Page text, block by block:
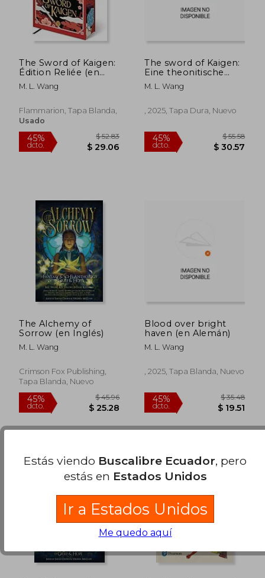
45% 40%
The Sword of Kaigen:
Édition Reliée (en
Francés)
M. L. Wang
Flammarion, Tapa Blanda,
Usado
dcto. $ 29.06
The sword of Kaigen:
Eine theonitische
Kriegsgeschichte (en
Alemán)
M. L. Wang
, 2025, Tapa Dura, Nuevo
dcto. $
The Alchemy of
Sorrow (en Inglés)
M. L. Wang
Crimson Fox Publishing,
Tapa Blanda, Nuevo
Blood over bright
haven (en Alemán)
M. L. Wang
, 2025, Tapa Blanda, Nuevo
Estás viendo Buscalibre Ecuador, pero
estás en Estados Unidos
Ir a Estados Unidos
Me quedo aquí